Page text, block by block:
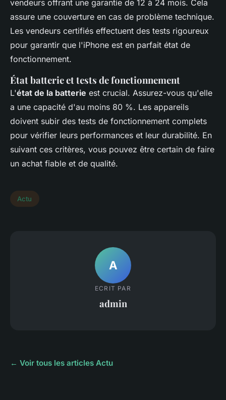
vendeurs offrant une garantie de 12 à 24 mois. Cela
assure une couverture en cas de problème technique.
Les vendeurs certifiés effectuent des tests rigoureux
pour garantir que l'iPhone est en parfait état de
fonctionnement.
État batterie et tests de fonctionnement
L'état de la batterie est crucial. Assurez-vous qu'elle
a une capacité d'au moins 80 %. Les appareils
doivent subir des tests de fonctionnement complets
pour vérifier leurs performances et leur durabilité. En
suivant ces critères, vous pouvez être certain de faire
un achat fiable et de qualité.
Actu
A
ECRIT PAR
admin
← Voir tous les articles Actu